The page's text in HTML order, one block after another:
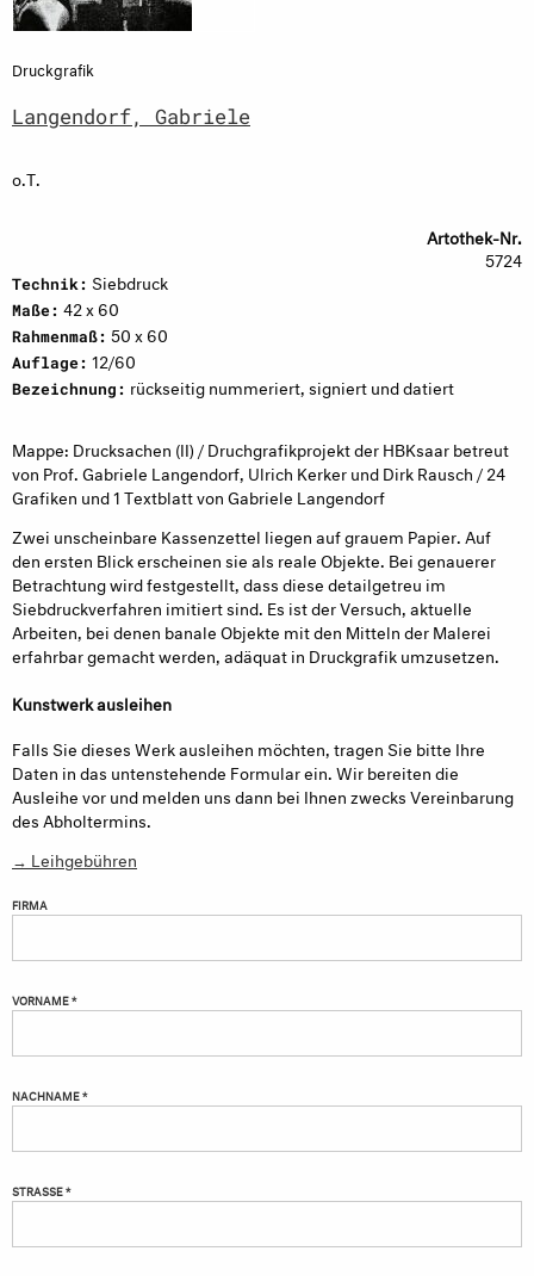
Druckgrafik
Langendorf, Gabriele
o.T.
Artothek-Nr.
5724
Technik: Siebdruck
Maße: 42 x 60
Rahmenmaß: 50 x 60
Auflage: 12/60
Bezeichnung: rückseitig nummeriert, signiert und datiert
Mappe: Drucksachen (II) / Druchgrafikprojekt der HBKsaar betreut
von Prof. Gabriele Langendorf, Ulrich Kerker und Dirk Rausch / 24
Grafiken und 1 Textblatt von Gabriele Langendorf
Zwei unscheinbare Kassenzettel liegen auf grauem Papier. Auf
den ersten Blick erscheinen sie als reale Objekte. Bei genauerer
Betrachtung wird festgestellt, dass diese detailgetreu im
Siebdruckverfahren imitiert sind. Es ist der Versuch, aktuelle
Arbeiten, bei denen banale Objekte mit den Mitteln der Malerei
erfahrbar gemacht werden, adäquat in Druckgrafik umzusetzen.
Kunstwerk ausleihen
Falls Sie dieses Werk ausleihen möchten, tragen Sie bitte Ihre
Daten in das untenstehende Formular ein. Wir bereiten die
Ausleihe vor und melden uns dann bei Ihnen zwecks Vereinbarung
des Abholtermins.
→ Leihgebühren
FIRMA
VORNAME *
NACHNAME *
STRASSE *